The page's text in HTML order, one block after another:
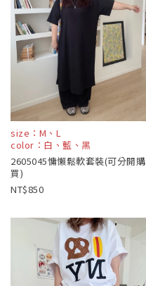
size：M、L
color：白、藍、黑
2605045慵懶鬆軟套裝(可分開購
買)
850